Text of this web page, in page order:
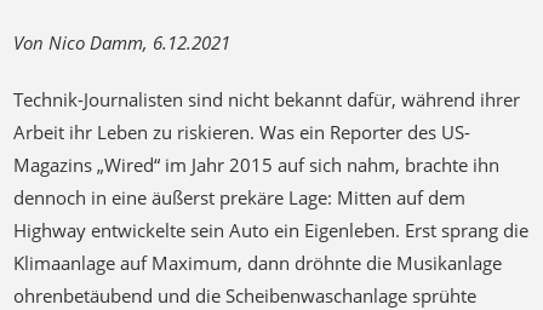
Von Nico Damm, 6.12.2021
Technik-Journalisten sind nicht bekannt dafür, während ihrer
Arbeit ihr Leben zu riskieren. Was ein Reporter des US-
Magazins „Wired“ im Jahr 2015 auf sich nahm, brachte ihn
dennoch in eine äußerst prekäre Lage: Mitten auf dem
Highway entwickelte sein Auto ein Eigenleben. Erst sprang die
Klimaanlage auf Maximum, dann dröhnte die Musikanlage
ohrenbetäubend und die Scheibenwaschanlage sprühte